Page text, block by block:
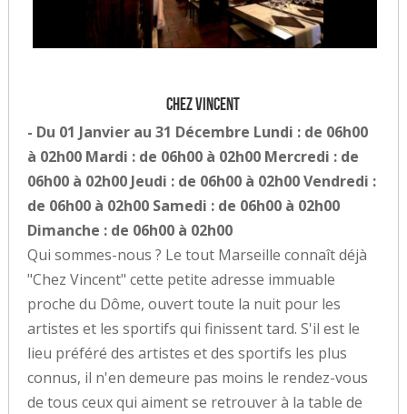
Chez Vincent
- Du 01 Janvier au 31 Décembre Lundi : de 06h00
à 02h00 Mardi : de 06h00 à 02h00 Mercredi : de
06h00 à 02h00 Jeudi : de 06h00 à 02h00 Vendredi :
de 06h00 à 02h00 Samedi : de 06h00 à 02h00
Dimanche : de 06h00 à 02h00
Qui sommes-nous ? Le tout Marseille connaît déjà
"Chez Vincent" cette petite adresse immuable
proche du Dôme, ouvert toute la nuit pour les
artistes et les sportifs qui finissent tard. S'il est le
lieu préféré des artistes et des sportifs les plus
connus, il n'en demeure pas moins le rendez-vous
de tous ceux qui aiment se retrouver à la table de